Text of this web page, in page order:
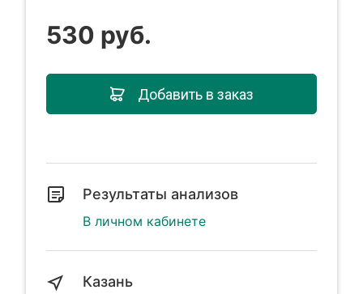
530 руб.
Добавить в заказ
Результаты анализов
В личном кабинете
Казань